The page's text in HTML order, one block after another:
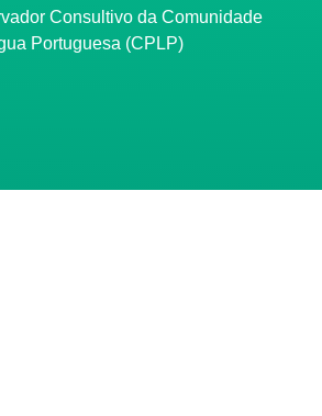
Portuguesa (CPLP)